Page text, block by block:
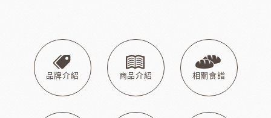
品牌介紹 商品介紹 相關食譜